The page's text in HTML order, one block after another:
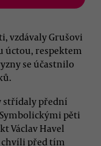
vzdávaly Grušovi
úctou, respektem
se účastnilo
střídaly přední
pěti
Václav Havel
chvíli před tím